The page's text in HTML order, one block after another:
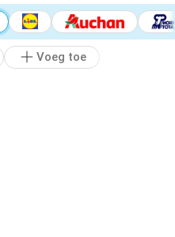
Voeg toe